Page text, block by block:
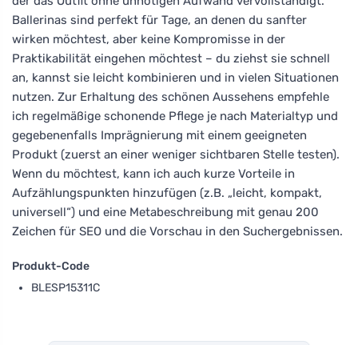
Ballerinas sind perfekt für Tage, an denen du sanfter
wirken möchtest, aber keine Kompromisse in der
Praktikabilität eingehen möchtest – du ziehst sie schnell
an, kannst sie leicht kombinieren und in vielen Situationen
nutzen. Zur Erhaltung des schönen Aussehens empfehle
ich regelmäßige schonende Pflege je nach Materialtyp und
gegebenenfalls Imprägnierung mit einem geeigneten
Produkt (zuerst an einer weniger sichtbaren Stelle testen).
Wenn du möchtest, kann ich auch kurze Vorteile in
Aufzählungspunkten hinzufügen (z.B. „leicht, kompakt,
universell“) und eine Metabeschreibung mit genau 200
Zeichen für SEO und die Vorschau in den Suchergebnissen.
Produkt-Code
BLESP15311C